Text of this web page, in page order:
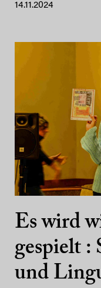
14.11.2024
Es wird
gespielt :
und